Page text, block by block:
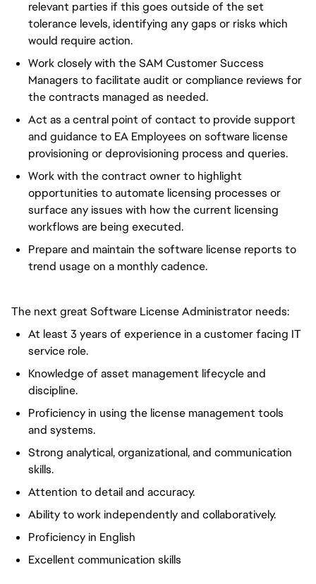
relevant parties if this goes outside of the set
tolerance levels, identifying any gaps or risks which
would require action.
Work closely with the SAM Customer Success
Managers to facilitate audit or compliance reviews for
the contracts managed as needed.
Act as a central point of contact to provide support
and guidance to EA Employees on software license
provisioning or deprovisioning process and queries.
Work with the contract owner to highlight
opportunities to automate licensing processes or
surface any issues with how the current licensing
workflows are being executed.
Prepare and maintain the software license reports to
trend usage on a monthly cadence.
The next great Software License Administrator needs:
At least 3 years of experience in a customer facing IT
service role.
Knowledge of asset management lifecycle and
discipline.
Proficiency in using the license management tools
and systems.
Strong analytical, organizational, and communication
skills.
Attention to detail and accuracy.
Ability to work independently and collaboratively.
Proficiency in English
Excellent communication skills